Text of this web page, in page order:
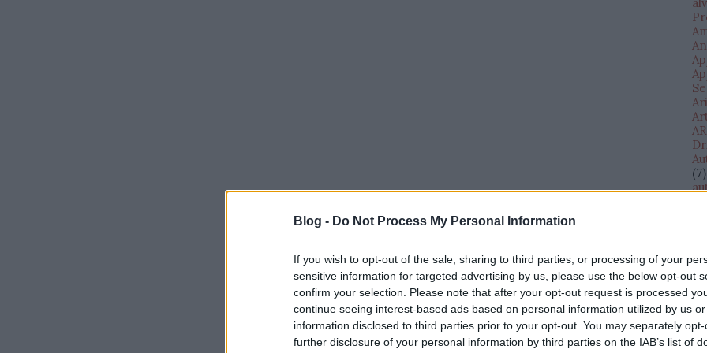
Blog - Do Not Process My Personal Information
If you wish to opt-out of the sale, sharing to third parties, or processing of your
sensitive information for targeted advertising by us, please use the below opt-out
confirm your selection. Please note that after your opt-out request is processed
continue seeing interest-based ads based on personal information utilized by us
information disclosed to third parties prior to your opt-out. You may separately
further disclosure of your personal information by third parties on the IAB’s list of
(7)
(1)